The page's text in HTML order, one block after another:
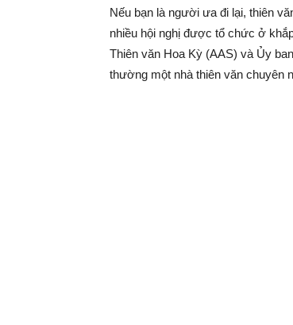
Nếu bạn là người ưa đi lại, thiên
nhiều hội nghị được tổ chức ở
Thiên văn Hoa Kỳ (AAS) và Ủy
thường một nhà thiên văn chuyên